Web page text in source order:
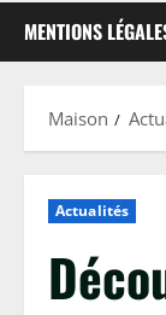
MENTIONS
Maison
Actualités